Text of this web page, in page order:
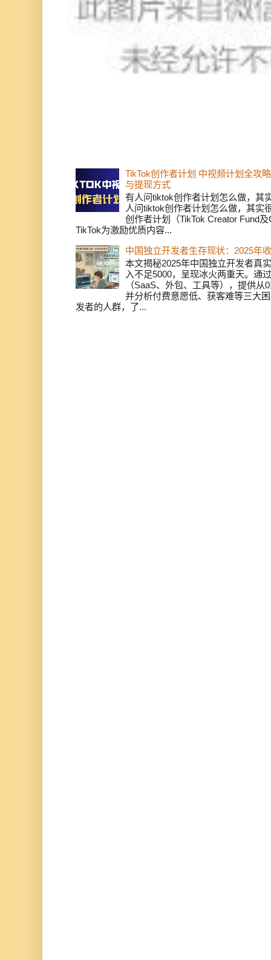
TikTok创作者计划 中视频计划全攻
与提现方式
有人问tiktok创作者计划怎么做，其
人问tiktok创作者计划怎么做，其实
创作者计划（TikTok Creator Fund
TikTok为激励优质内容...
中国独立开发者生存现状：2025年
本文揭秘2025年中国独立开发者真
入不足5000，呈现冰火两重天。通
（SaaS、外包、工具等），提供
并分析付费意愿低、获客难等三大
发者的人群，了...